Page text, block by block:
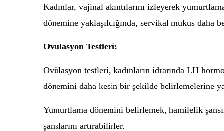
Kadınlar, vajinal akıntılarını izleyerek
dönemine yaklaşıldığında, servikal mukus daha
Ovülasyon Testleri:
Ovülasyon testleri, kadınların idrarında LH
dönemini daha kesin bir şekilde belirlemelerine
Yumurtlama dönemini belirlemek, hamilelik
şanslarını artırabilirler.